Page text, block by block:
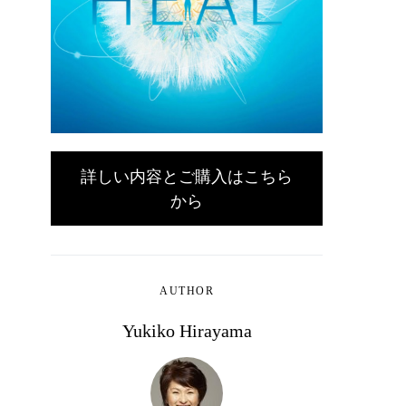
詳しい内容とご購入はこちら
から
AUTHOR
Yukiko Hirayama